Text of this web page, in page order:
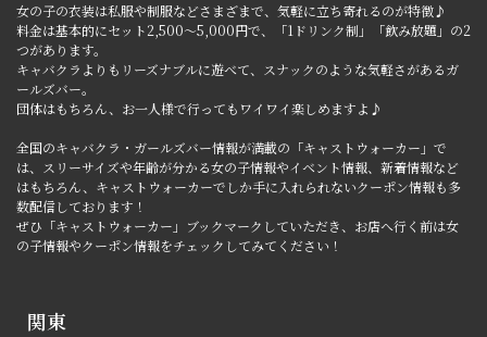
女の子の衣装は私服や制服などさまざまで、気軽に立ち寄れるのが特徴♪
料金は基本的にセット2,500～5,000円で、「1ドリンク制」「飲み放題」の2
つがあります。
キャバクラよりもリーズナブルに遊べて、スナックのような気軽さがあるガ
ールズバー。
団体はもちろん、お一人様で行ってもワイワイ楽しめますよ♪
全国のキャバクラ・ガールズバー情報が満載の「キャストウォーカー」で
は、スリーサイズや年齢が分かる女の子情報やイベント情報、新着情報など
はもちろん、キャストウォーカーでしか手に入れられないクーポン情報も多
数配信しております！
ぜひ「キャストウォーカー」ブックマークしていただき、お店へ行く前は女
の子情報やクーポン情報をチェックしてみてください！
関東